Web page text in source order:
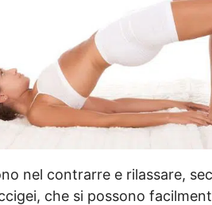
nel contrarre e rilassare,
che si possono